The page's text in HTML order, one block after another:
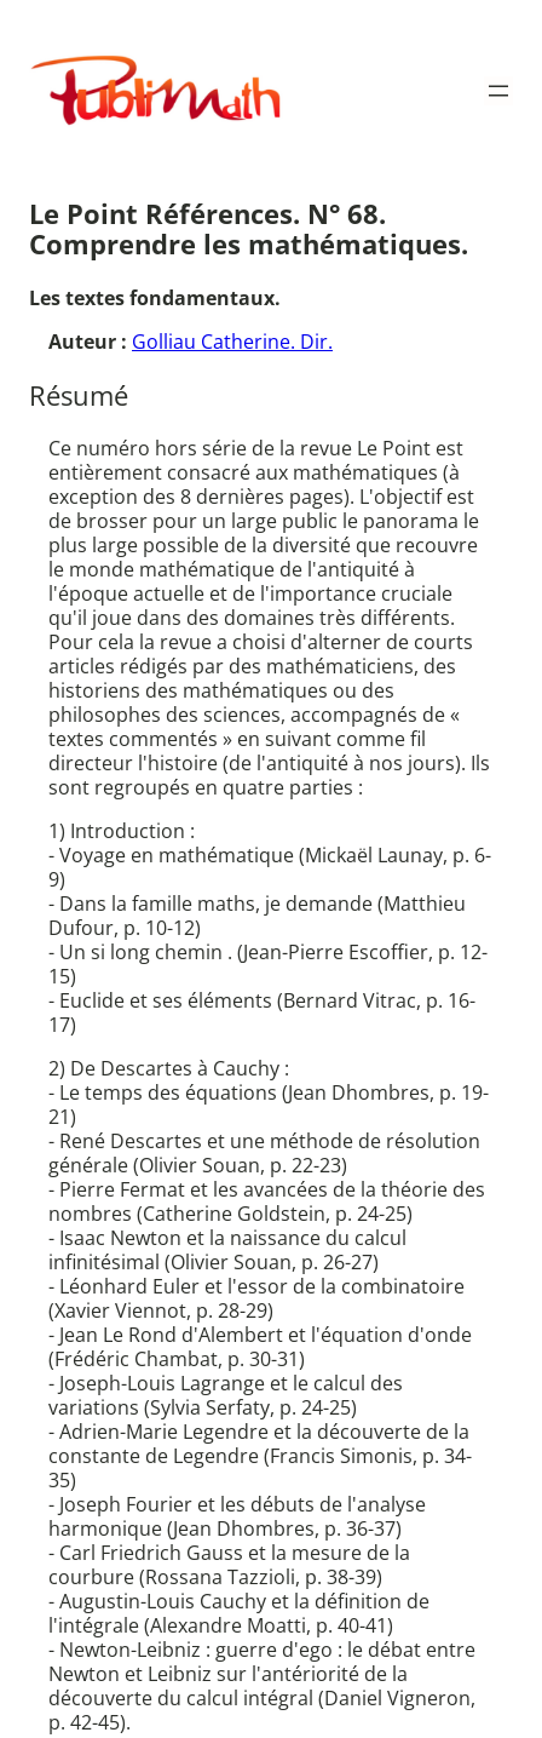
contenu
Publimath
Le Point Références. N° 68.
Comprendre les mathématiques.
Les textes fondamentaux.
Auteur : Golliau Catherine. Dir.
Résumé
Ce numéro hors série de la revue Le Point est
entièrement consacré aux mathématiques (à
exception des 8 dernières pages). L'objectif est
de brosser pour un large public le panorama le
plus large possible de la diversité que recouvre
le monde mathématique de l'antiquité à
l'époque actuelle et de l'importance cruciale
qu'il joue dans des domaines très différents.
Pour cela la revue a choisi d'alterner de courts
articles rédigés par des mathématiciens, des
historiens des mathématiques ou des
philosophes des sciences, accompagnés de «
textes commentés » en suivant comme fil
directeur l'histoire (de l'antiquité à nos jours). Ils
sont regroupés en quatre parties :
1) Introduction :
- Voyage en mathématique (Mickaël Launay, p. 6-
9)
- Dans la famille maths, je demande (Matthieu
Dufour, p. 10-12)
- Un si long chemin . (Jean-Pierre Escoffier, p. 12-
15)
- Euclide et ses éléments (Bernard Vitrac, p. 16-
17)
2) De Descartes à Cauchy :
- Le temps des équations (Jean Dhombres, p. 19-
21)
- René Descartes et une méthode de résolution
générale (Olivier Souan, p. 22-23)
- Pierre Fermat et les avancées de la théorie des
nombres (Catherine Goldstein, p. 24-25)
- Isaac Newton et la naissance du calcul
infinitésimal (Olivier Souan, p. 26-27)
- Léonhard Euler et l'essor de la combinatoire
(Xavier Viennot, p. 28-29)
- Jean Le Rond d'Alembert et l'équation d'onde
(Frédéric Chambat, p. 30-31)
- Joseph-Louis Lagrange et le calcul des
variations (Sylvia Serfaty, p. 24-25)
- Adrien-Marie Legendre et la découverte de la
constante de Legendre (Francis Simonis, p. 34-
35)
- Joseph Fourier et les débuts de l'analyse
harmonique (Jean Dhombres, p. 36-37)
- Carl Friedrich Gauss et la mesure de la
courbure (Rossana Tazzioli, p. 38-39)
- Augustin-Louis Cauchy et la définition de
l'intégrale (Alexandre Moatti, p. 40-41)
- Newton-Leibniz : guerre d'ego : le débat entre
Newton et Leibniz sur l'antériorité de la
découverte du calcul intégral (Daniel Vigneron,
p. 42-45).